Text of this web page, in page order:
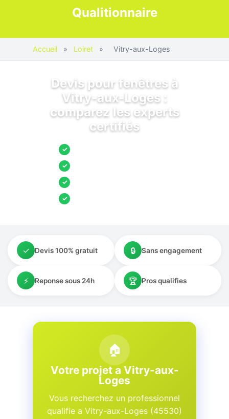
Qualitionnaire
Accueil » Loiret » Vitry-aux-Loges
Devis pour fenêtres à
Vitry-aux-Loges :
comparez les experts
certifiés
✓
✓
✓
✓
✓ Devis 100% gratuit 🔒 Sans engagement
⚡ Reponse sous 24h 🏆 Pros qualifies
🏠
Votre projet a Vitry-aux-
Loges
Vous recherchez un professionnel
qualifie a Vitry-aux-Loges (45530)